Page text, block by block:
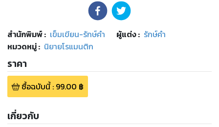
สำนักพิมพ์: เข็มเขียน-รักษ์คำ ผู้แต่ง : รักษ์คำ
หมวดหมู่: นิยายโรแมนติก
ราคา
ซื้อฉบับนี้: 99.00 ฿
เกี่ยวกับ